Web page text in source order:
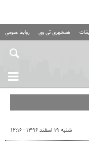
همشهری تی وی روابط عمومی
شنبه ۱۹ اسفند ۱۳۹۶ - ۱۲:۱۶